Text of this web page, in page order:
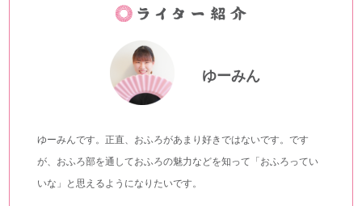
ゆーみん
ゆーみんです。正直、おふろがあまり好きではないです。です
が、おふろ部を通しておふろの魅力などを知って「おふろってい
いな」と思えるようになりたいです。